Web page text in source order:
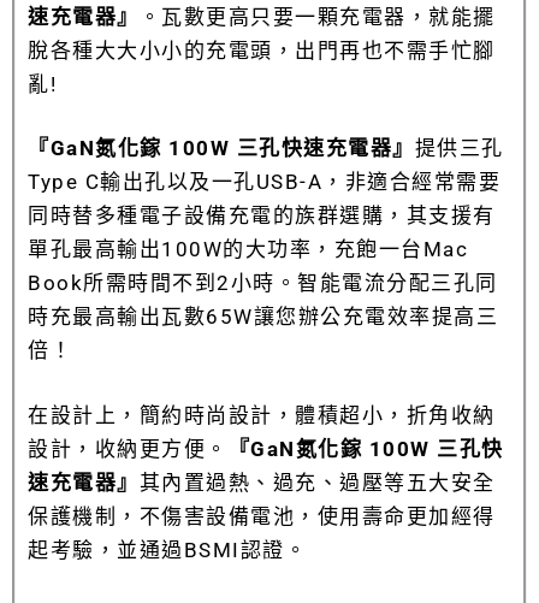
速充電器』
。瓦數更高只要一顆充電器，就能擺
脫各種大大小小的充電頭，出門再也不需手忙腳
亂!
『GaN氮化鎵 100W 三孔快速充電器』 提供三孔
Type C輸出孔以及一孔USB-A，非適合經常需要
同時替多種電子設備充電的族群選購，其支援有
單孔最高輸出100W的大功率，充飽一台Mac
Book所需時間不到2小時。智能電流分配三孔同
時充最高輸出瓦數65W讓您辦公充電效率提高三
倍！
在設計上，簡約時尚設計，體積超小，折角收納
設計，收納更方便。
『GaN氮化鎵 100W 三孔快
速充電器』 其內置過熱、過充、過壓等五大安全
保護機制，不傷害設備電池，使用壽命更加經得
起考驗，並通過BSMI認證。